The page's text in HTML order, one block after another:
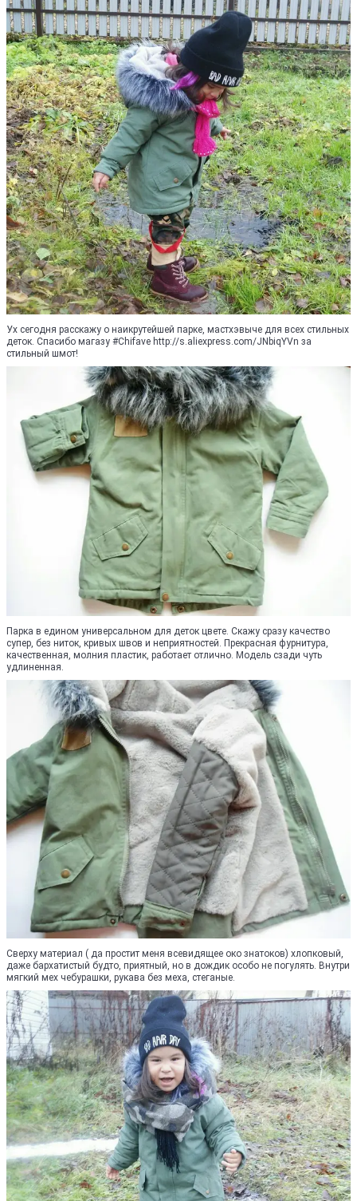
Ух сегодня расскажу о наикрутейшей парке, мастхэвыче для всех стильных
деток. Спасибо магазу #Chifave http://s.aliexpress.com/JNbiqYVn за
стильный шмот!
Парка в едином универсальном для деток цвете. Скажу сразу качество
супер, без ниток, кривых швов и неприятностей. Прекрасная фурнитура,
качественная, молния пластик, работает отлично. Модель сзади чуть
удлиненная.
Сверху материал ( да простит меня всевидящее око знатоков) хлопковый,
даже бархатистый будто, приятный, но в дождик особо не погулять. Внутри
мягкий мех чебурашки, рукава без меха, стеганые.